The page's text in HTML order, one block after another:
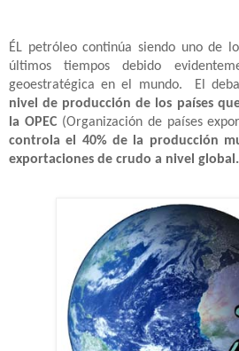
ÉL petróleo continúa siendo uno de
últimos tiempos debido
geoestratégica en el mundo.
El
nivel de producción de los países
la OPEC(Organización de países
controla el 40% de la producción
exportaciones de crudo a nivel global.